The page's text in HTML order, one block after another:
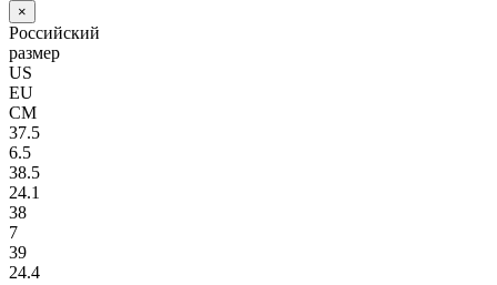
×
Российский
размер
US
EU
СМ
37.5
6.5
38.5
24.1
38
7
39
24.4